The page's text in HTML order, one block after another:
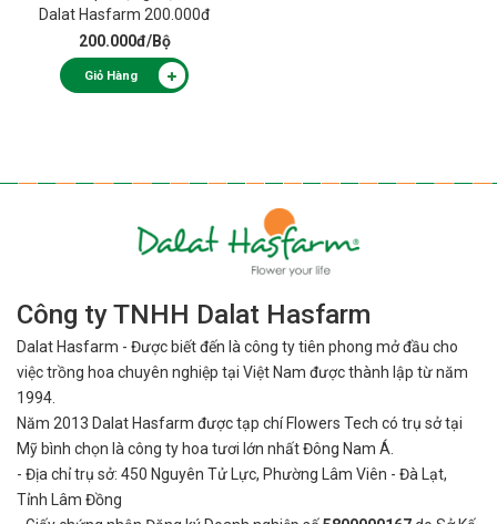
Dalat Hasfarm 200.000đ
200.000đ/Bộ
Giỏ Hàng
Công ty TNHH Dalat Hasfarm
Dalat Hasfarm - Được biết đến là công ty tiên phong mở đầu cho
việctrồng hoa chuyên nghiệp tại Việt Nam được thành lập từ năm
1994.
Năm 2013 Dalat Hasfarm được tạp chí Flowers Tech có trụ sở tại
Mỹ bình chọn là công ty hoa tươi lớn nhất Đông Nam Á.
- Địa chỉ trụ sở: 450 Nguyên Tử Lực, Phường Lâm Viên - Đà Lạt,
Tỉnh Lâm Đồng